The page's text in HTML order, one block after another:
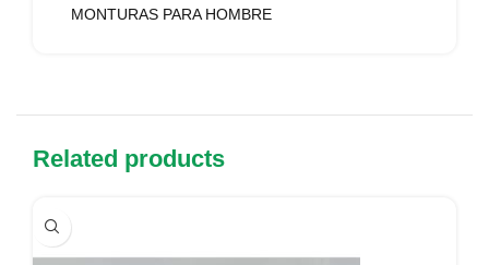
MONTURAS PARA HOMBRE
Related products